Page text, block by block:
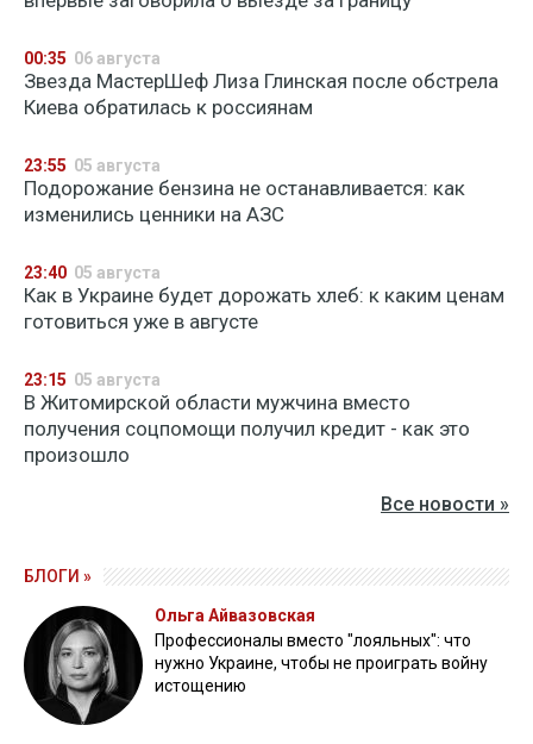
00:35 06 августа
Звезда МастерШеф Лиза Глинская после обстрела
Киева обратилась к россиянам
23:55 05 августа
Подорожание бензина не останавливается: как
изменились ценники на АЗС
23:40 05 августа
Как в Украине будет дорожать хлеб: к каким ценам
готовиться уже в августе
23:15 05 августа
В Житомирской области мужчина вместо
получения соцпомощи получил кредит - как это
произошло
Все новости »
БЛОГИ »
Ольга Айвазовская
Профессионалы вместо "лояльных": что
нужно Украине, чтобы не проиграть войну
истощению